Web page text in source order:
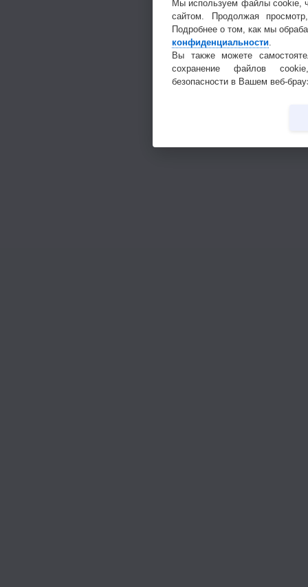
Мы используем файлы cookie,
сайтом. Продолжая
Подробнее о том, как мы
конфиденциальности
Вы также можете
сохранение файлов
безопасности в Вашем веб-